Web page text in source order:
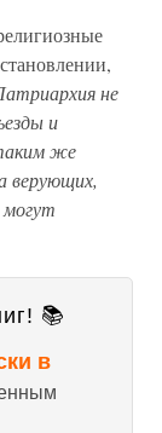
не
и
же
верующих,
могут
📚
в